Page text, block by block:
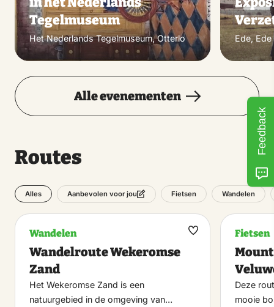
Tegelmuseum
Het Nederlands Tegelmuseum, Otterlo Ede, Ede
Alle evenementen
Routes
Alles Aanbevolen voor jou Fietsen Wandelen
Wandelen
Wandelroute Wekeromse
Zand
Het Wekeromse Zand is een
natuurgebied in de omgeving van…
Maak
Fietsen
Deze
mooie
Feedback